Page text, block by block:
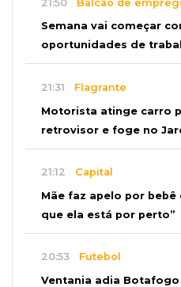
21:50 Balcão de
Semana vai começar
oportunidades de
21:31 Flagrante
Motorista atinge carro
retrovisor e foge no
21:12 Capital
Mãe faz apelo por bebê
que ela está por perto”
20:53 Futebol
Ventania adia Botafogo